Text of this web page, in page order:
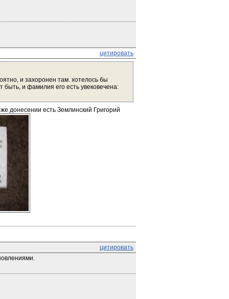
цитировать
и захоронен там. хотелось бы
и фамилия его есть увековечена:
донесении есть Землинский Григорий
цитировать